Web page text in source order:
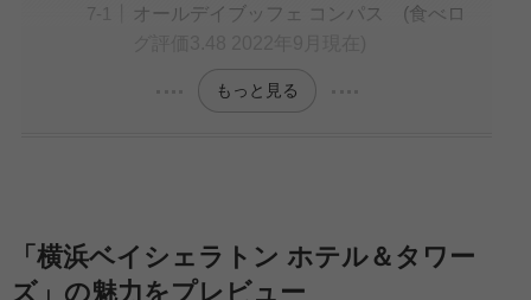
オールデイブッフェ コンパス (食べロ
もっと見る
「横浜ベイシェラトン ホテル＆タワー
ズ」の魅力をプレビュー